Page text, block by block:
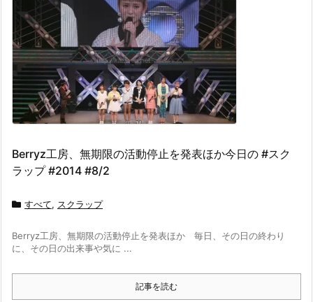
Berryz工房、無期限の活動停止を発表ほか今日の #スク
ラップ #2014 #8/2
すべて, スクラップ
Berryz工房、無期限の活動停止を発表ほか 毎日、その日の終わり
に、その日の出来事や気に ...
記事を読む